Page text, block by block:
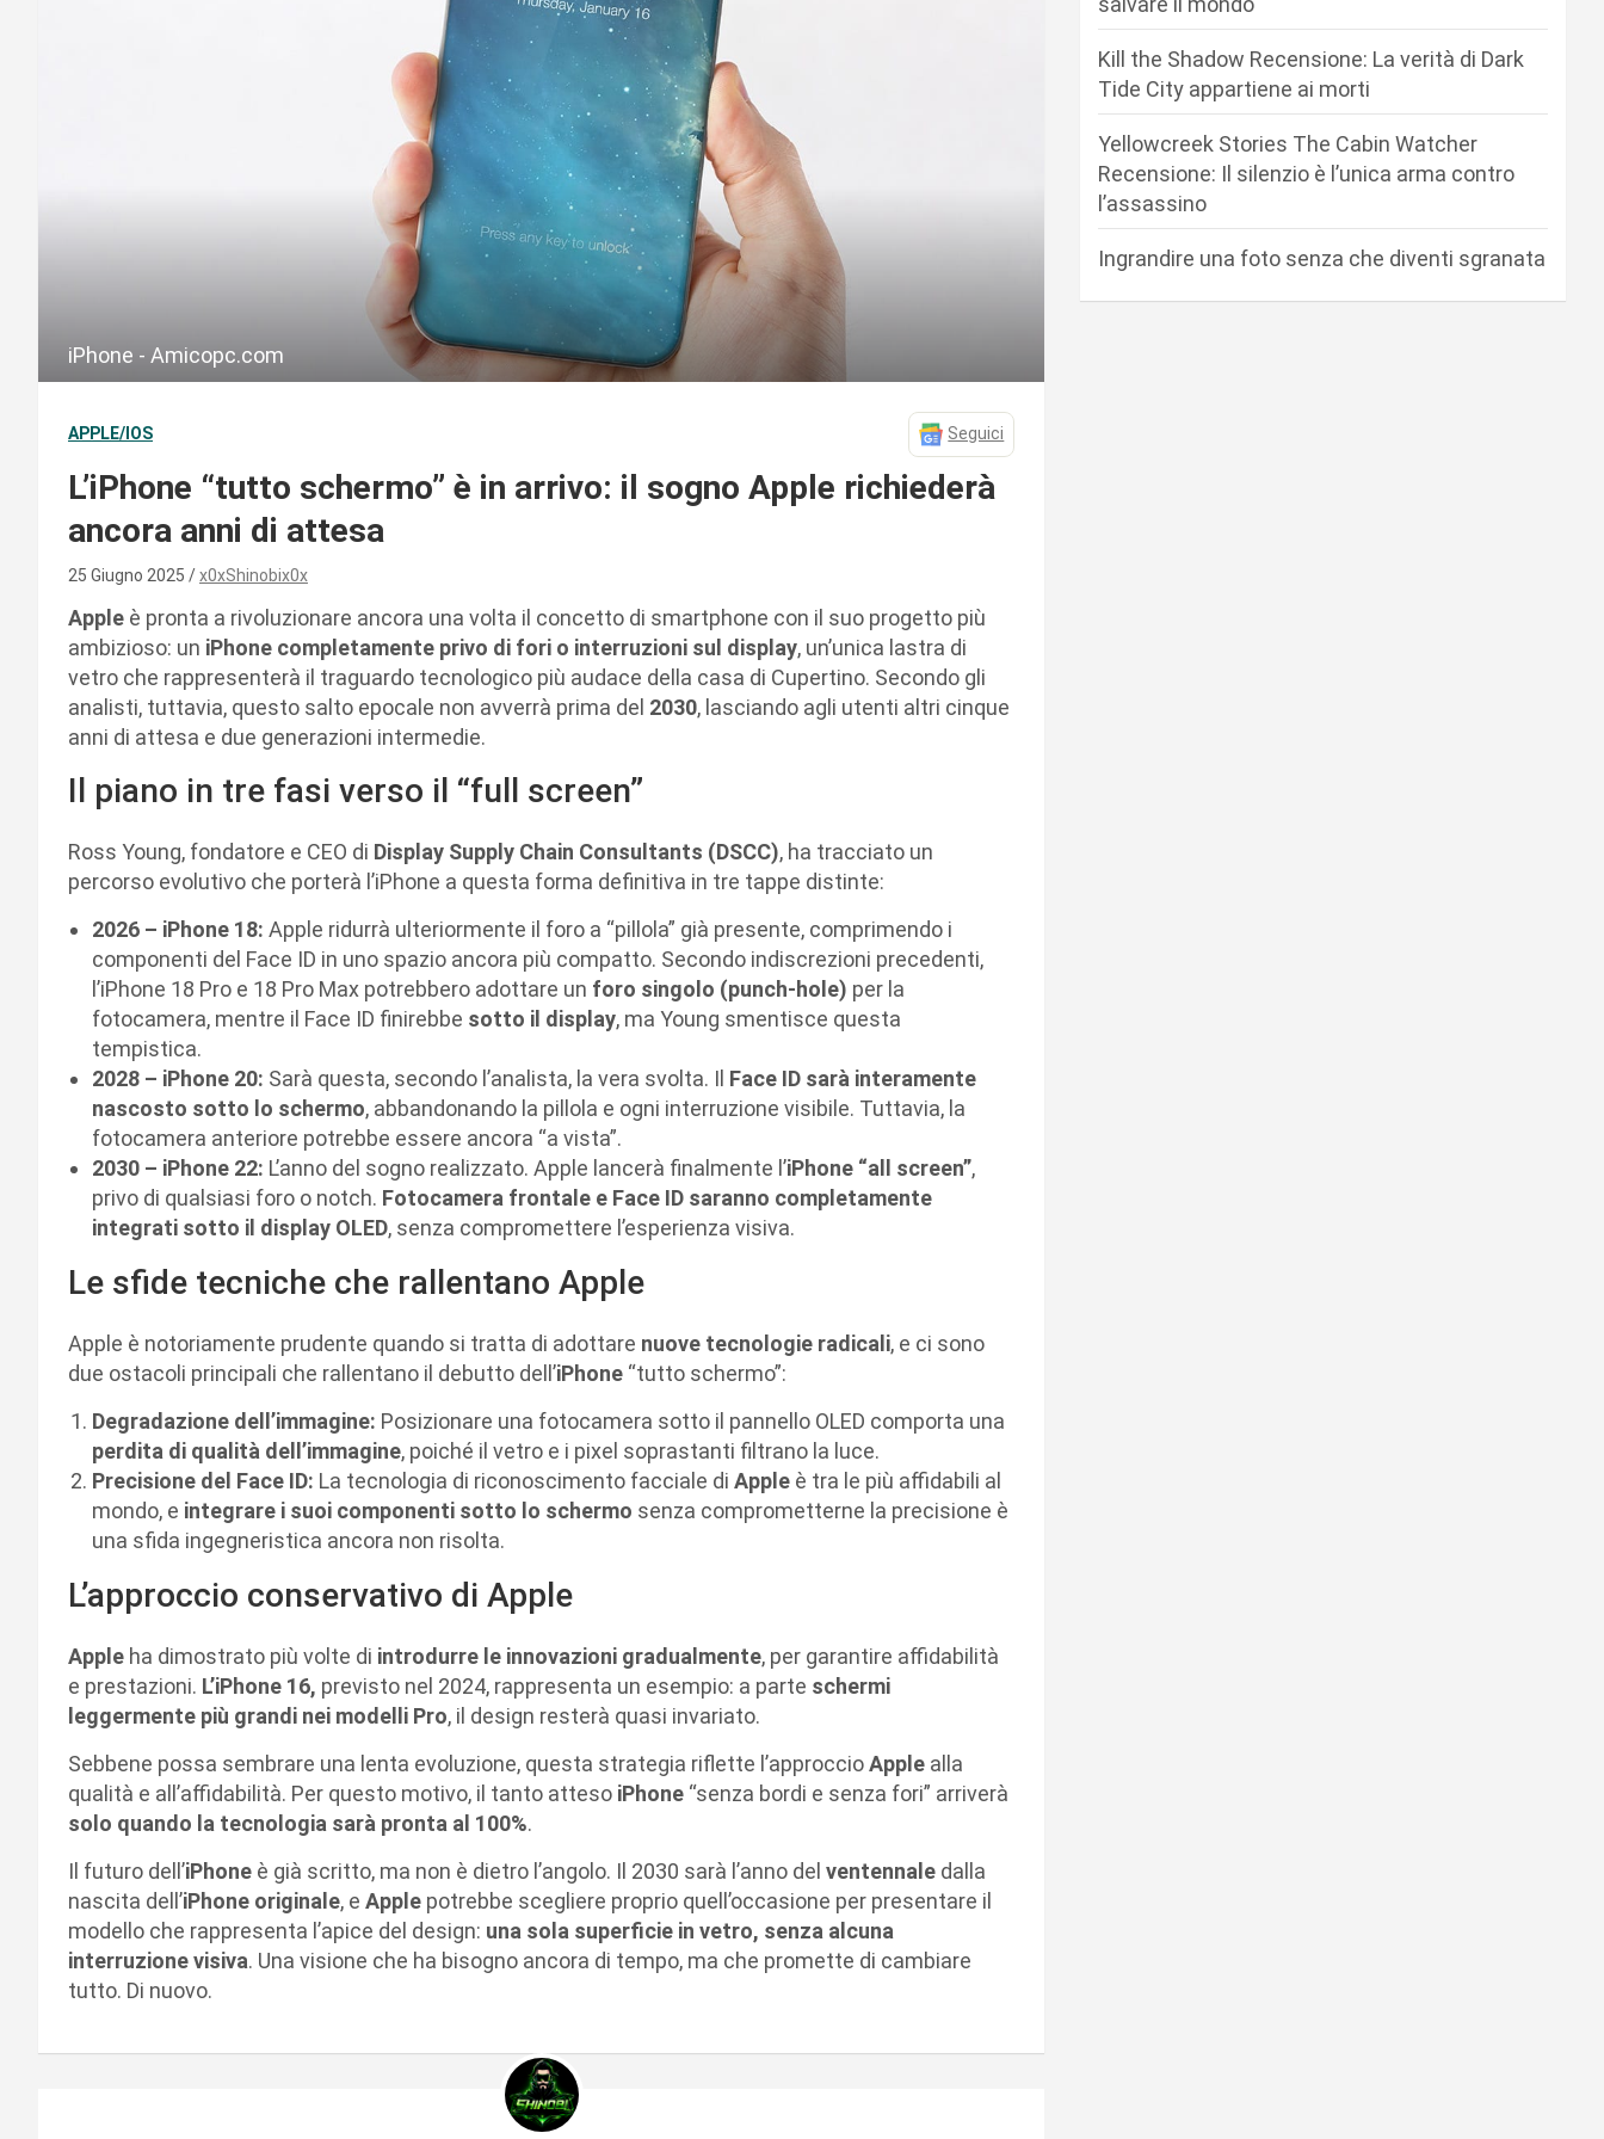
iPhone - Amicopc.com
APPLE/IOS Seguici
L’iPhone “tutto schermo” è in arrivo: il sogno Apple richiederà
ancora anni di attesa
25 Giugno 2025 x0xShinobix0x
Apple è pronta a rivoluzionare ancora una volta il concetto di smartphone con il suo progetto più
ambizioso: un iPhone completamente privo di fori o interruzioni sul display, un’unica lastra di
vetro che rappresenterà il traguardo tecnologico più audace della casa di Cupertino. Secondo gli
analisti, tuttavia, questo salto epocale non avverrà prima del 2030, lasciando agli utenti altri cinque
anni di attesa e due generazioni intermedie.
Il piano in tre fasi verso il “full screen”
Ross Young, fondatore e CEO di Display Supply Chain Consultants (DSCC), ha tracciato un
percorso evolutivo che porterà l’iPhone a questa forma definitiva in tre tappe distinte:
2026 – iPhone 18: Apple ridurrà ulteriormente il foro a “pillola” già presente, comprimendo i
componenti del Face ID in uno spazio ancora più compatto. Secondo indiscrezioni precedenti,
l’iPhone 18 Pro e 18 Pro Max potrebbero adottare un foro singolo (punch-hole) per la
fotocamera, mentre il Face ID finirebbe sotto il display, ma Young smentisce questa
tempistica.
2028 – iPhone 20: Sarà questa, secondo l’analista, la vera svolta. Il Face ID sarà interamente
nascosto sotto lo schermo, abbandonando la pillola e ogni interruzione visibile. Tuttavia, la
fotocamera anteriore potrebbe essere ancora “a vista”.
2030 – iPhone 22: L’anno del sogno realizzato. Apple lancerà finalmente l’iPhone “all screen”,
privo di qualsiasi foro o notch. Fotocamera frontale e Face ID saranno completamente
integrati sotto il display OLED, senza compromettere l’esperienza visiva.
Le sfide tecniche che rallentano Apple
Apple è notoriamente prudente quando si tratta di adottare nuove tecnologie radicali, e ci sono
due ostacoli principali che rallentano il debutto dell’iPhone “tutto schermo”:
Degradazione dell’immagine: Posizionare una fotocamera sotto il pannello OLED comporta una
perdita di qualità dell’immagine, poiché il vetro e i pixel soprastanti filtrano la luce.
Precisione del Face ID: La tecnologia di riconoscimento facciale di Apple è tra le più affidabili al
mondo, e integrare i suoi componenti sotto lo schermo senza comprometterne la precisione è
una sfida ingegneristica ancora non risolta.
L’approccio conservativo di Apple
Apple ha dimostrato più volte di introdurre le innovazioni gradualmente, per garantire affidabilità
e prestazioni. L’iPhone 16, previsto nel 2024, rappresenta un esempio: a parte schermi
leggermente più grandi nei modelli Pro, il design resterà quasi invariato.
Sebbene possa sembrare una lenta evoluzione, questa strategia riflette l’approccioApple alla
qualità e all’affidabilità. Per questo motivo, il tanto atteso iPhone “senza bordi e senza fori” arriverà
solo quando la tecnologia sarà pronta al 100%.
Il futuro dell’iPhone è già scritto, ma non è dietro l’angolo. Il 2030 sarà l’anno del ventennale dalla
nascita dell’iPhone originale, e Apple potrebbe scegliere proprio quell’occasione per presentare il
modello che rappresenta l’apice del design: una sola superficie in vetro, senza alcuna
interruzione visiva. Una visione che ha bisogno ancora di tempo, ma che promette di cambiare
tutto. Di nuovo.
Kill the Shadow Recensione: La verità di Dark
Tide City appartiene ai morti
Yellowcreek Stories The Cabin Watcher
Recensione: Il silenzio è l’unica arma contro
l’assassino
Ingrandire una foto senza che diventi sgranata